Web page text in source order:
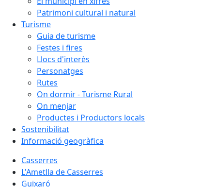
Patrimoni cultural i natural
Turisme
Guia de turisme
Festes i fires
Llocs d'interès
Personatges
Rutes
On dormir - Turisme Rural
On menjar
Productes i Productors locals
Sostenibilitat
Informació geogràfica
Casserres
L'Ametlla de Casserres
Guixaró